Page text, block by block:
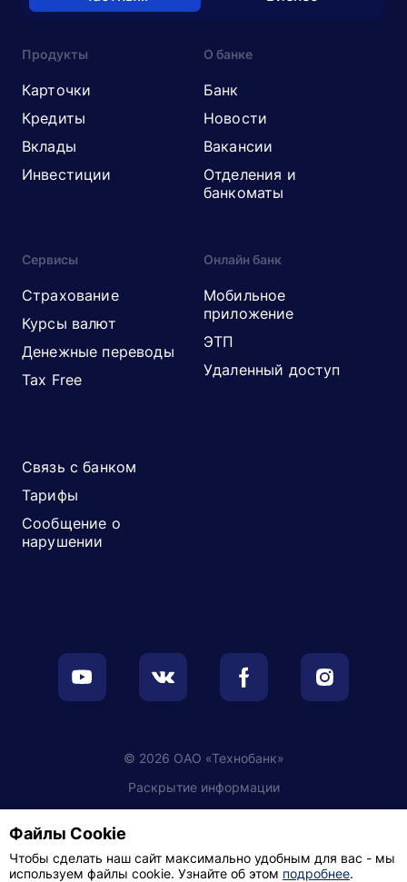
Продукты
Карточки
Кредиты
Вклады
Инвестиции
О банке
Банк
Новости
Вакансии
Отделения и
банкоматы
Сервисы
Страхование
Курсы валют
Денежные переводы
Tax Free
Онлайн банк
Мобильное
приложение
ЭТП
Удаленный доступ
Связь с банком
Тарифы
Сообщение о
нарушении
© 2026 ОАО «Технобанк»
Раскрытие информации
Политика видеонаблюдения
Файлы Cookie
Чтобы сделать наш сайт максимально удобным для вас - мы
используем файлы cookie. Узнайте об этом подробнее.